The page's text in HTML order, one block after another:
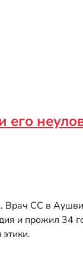
СС в
и прожил 34